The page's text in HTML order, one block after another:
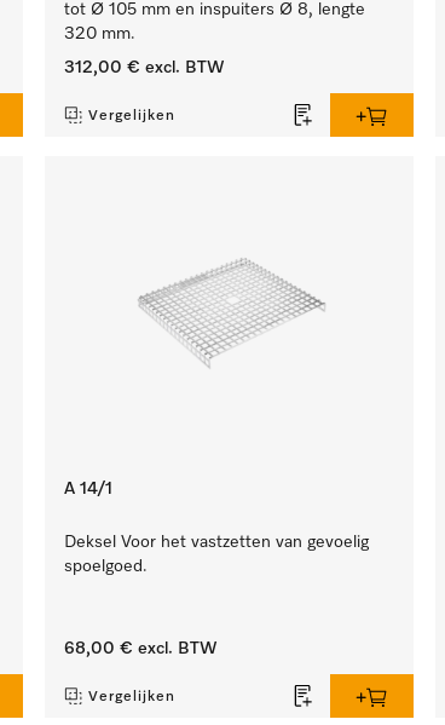
tot Ø 105 mm en inspuiters Ø 8, lengte
320 mm.
312,00 € excl. BTW
Vergelijken
A 14/1
Deksel Voor het vastzetten van gevoelig
spoelgoed.
68,00 € excl. BTW
Vergelijken